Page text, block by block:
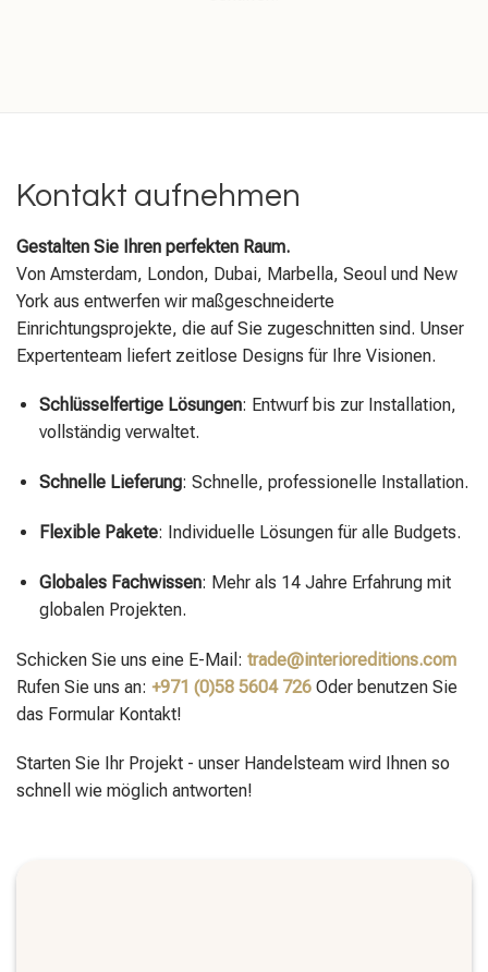
Kontakt aufnehmen
Gestalten Sie Ihren perfekten Raum.
Von Amsterdam, London, Dubai, Marbella, Seoul und New
York aus entwerfen wir maßgeschneiderte
Einrichtungsprojekte, die auf Sie zugeschnitten sind. Unser
Expertenteam liefert zeitlose Designs für Ihre Visionen.
Schlüsselfertige Lösungen: Entwurf bis zur Installation,
vollständig verwaltet.
Schnelle Lieferung: Schnelle, professionelle Installation.
Flexible Pakete: Individuelle Lösungen für alle Budgets.
Globales Fachwissen: Mehr als 14 Jahre Erfahrung mit
globalen Projekten.
Schicken Sie uns eine E-Mail: trade@interioreditions.com
Rufen Sie uns an: +971 (0)58 5604 726 Oder benutzen Sie
das Formular Kontakt!
Starten Sie Ihr Projekt - unser Handelsteam wird Ihnen so
schnell wie möglich antworten!